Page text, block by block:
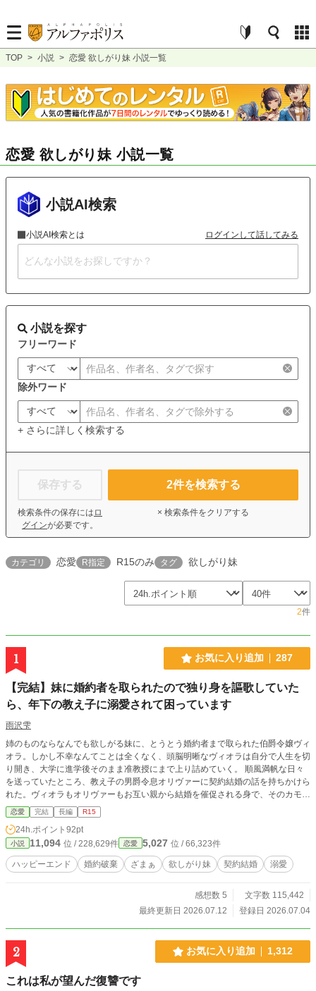
TOP > 小説 > 恋愛 欲しがり妹 小説一覧
恋愛 欲しがり妹 小説一覧
小説AI検索
小説AI検索とは ログインして話してみる
小説を探す
フリーワード
除外ワード
+ さらに詳しく検索する
保存する
検索条件の保存には ロ
グインが必要です。
2件を検索する
× 検索条件をクリアする
カテゴリ 恋愛 R指定 R15のみ タグ 欲しがり妹
2件
1 お気に入り追加 287
【完結】妹に婚約者を取られたので独り身を謳歌していた
ら、年下の教え子に溺愛されて困っています
雨沢雫
姉のものならなんでも欲しがる妹に、とうとう婚約者まで取られた伯爵令嬢ヴィ
オラ。しかし不幸なんてことは全くなく、頭脳明晰なヴィオラは自分で人生を切
り開き、大学に進学後そのまま准教授にまで上り詰めていく。 順風満帆な日々
を送っていたところ、教え子の男爵令息オリヴァーに契約結婚の話を持ちかけら
れた。ヴィオラもオリヴァーもお互い親から結婚を催促される身で、そのカモフ
ラージュに、と。 両親からの干渉に嫌気がさしていたヴィオラは、いずれ離婚
する前提で彼の契約を受け入れることにする。しかし、結婚が成立してから彼の
溺愛が始まる。 ヴィオラはオリヴァーを愛するつもりは一切なかった。自分が
気持ちを傾ければ、妹に邪魔をされて終わるに決まってるからだ。 一年で離婚
する気満々のヴィオラは、愛情を捧げてくる彼を適当にあしらい続けるが……？
■全31話＋幕間7話（全話執筆済み）
恋愛 完結 長編 R15
24h.ポイント 92pt
小説 11,094 位 / 228,629件 恋愛 5,027 位 / 66,323件
ハッピーエンド 婚約破棄 ざまぁ 欲しがり妹 契約結婚 溺愛
感想数 5
文字数 115,442
最終更新日 2026.07.12
登録日 2026.07.04
2 お気に入り追加 1,312
これは私が望んだ復讐です